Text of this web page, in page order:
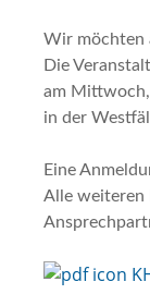
Wir möchten
Die
am
in der
Eine
Alle weiteren